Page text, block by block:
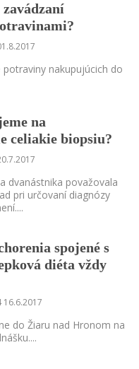
nakupujúcich do
na
celiakie biopsiu?
dvanástnika považovala
pri určovaní diagnózy
...
spojené s
diéta vždy
16.6.2017
do Žiaru nad Hronom na
...